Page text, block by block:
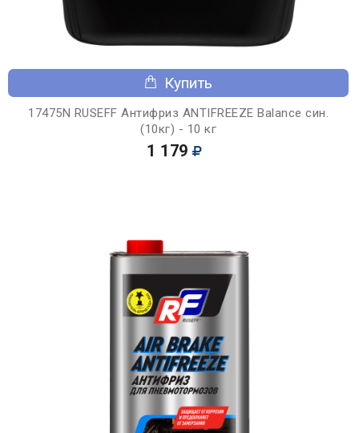
Купить
17475N RUSEFF Антифриз ANTIFREEZE Balance син.
(10кг) - 10 кг
1 179